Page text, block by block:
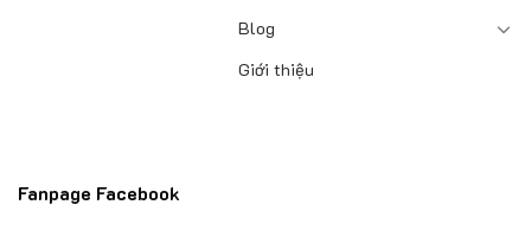
Blog
Giới thiệu
Fanpage Facebook